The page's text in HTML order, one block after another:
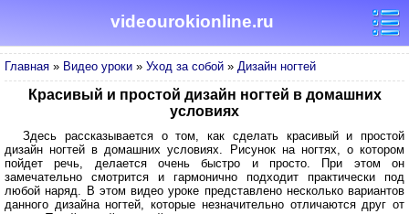
videourokionline.ru
Главная » Видео уроки » Уход за собой » Дизайн ногтей
Красивый и простой дизайн ногтей в домашних
условиях
Здесь рассказывается о том, как сделать красивый и простой
дизайн ногтей в домашних условиях. Рисунок на ногтях, о котором
пойдет речь, делается очень быстро и просто. При этом он
замечательно смотрится и гармонично подходит практически под
любой наряд. В этом видео уроке представлено несколько вариантов
данного дизайна ногтей, которые незначительно отличаются друг от